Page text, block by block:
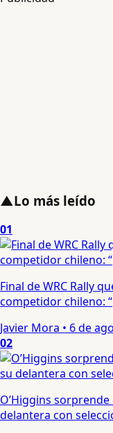
▲Lo más leído
01
Final de WRC Rally
competidor chileno:
Javier Mora • 6 de
02
O’Higgins
delantera con